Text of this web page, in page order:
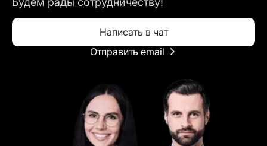
Написать в чат
Отправить email